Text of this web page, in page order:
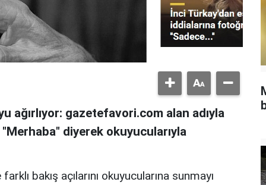
ağırlıyor: gazetefavori.com alan adıyla
diyerek okuyucularıyla
bakış açılarını okuyucularına sunmayı